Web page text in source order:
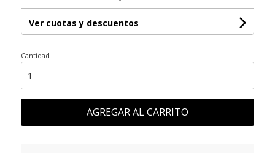
Ver cuotas y descuentos
Cantidad
AGREGAR AL CARRITO